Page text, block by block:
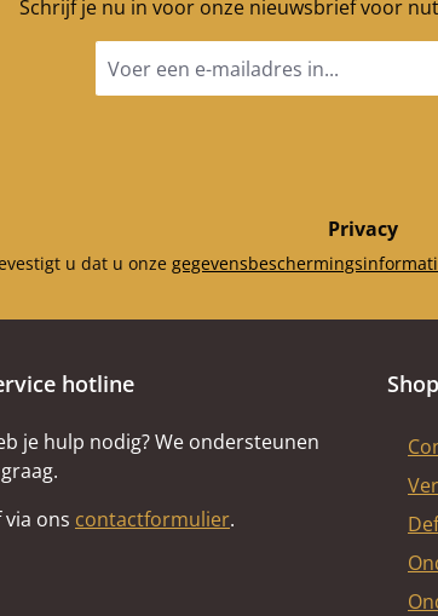
Schrijf je nu in voor onze nieuwsbrief voor
mailadres
Privacy
u dat u onze
hotline
je hulp nodig? We ondersteunen
via ons contactformulier.